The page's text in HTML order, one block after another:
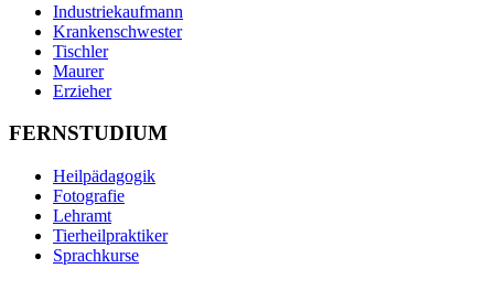
Industriekaufmann
Krankenschwester
Tischler
Maurer
Erzieher
FERNSTUDIUM
Heilpädagogik
Fotografie
Lehramt
Tierheilpraktiker
Sprachkurse